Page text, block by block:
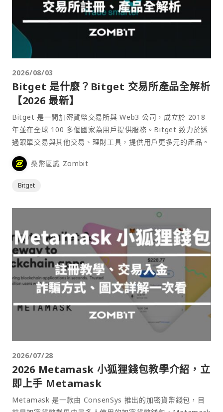
2026/08/03
Bitget 是什麼？Bitget 交易所產品全解析
【2026 最新】
Bitget 是一間加密貨幣交易所與 Web3 公司，成立於 2018
年並在全球 100 多個國家為用戶提供服務。Bitget 致力於透
過跟單交易與其他交易、理財工具，提供用戶更多元的產品。
桑幣區識 Zombit
Bitget
2026/07/28
2026 Metamask 小狐狸錢包教學介紹，立
即上手 Metamask
Metamask 是一款由 ConsenSys 推出的加密貨幣錢包，目